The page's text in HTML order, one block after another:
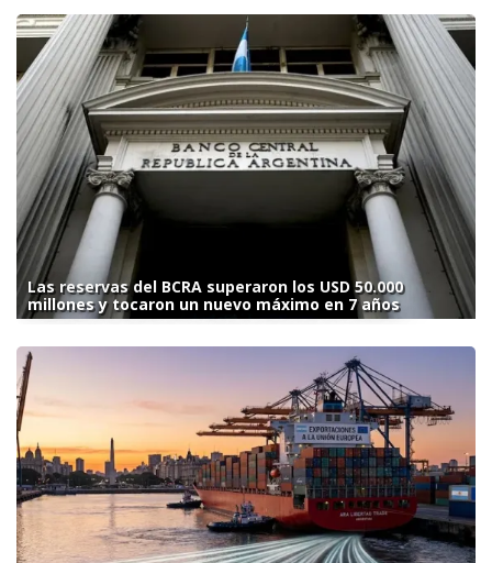
Las reservas del BCRA superaron los USD 50.000
millones y tocaron un nuevo máximo en 7 años